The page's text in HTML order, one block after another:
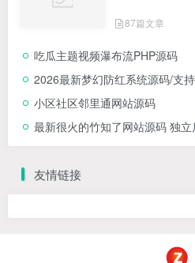
87篇文章
吃瓜主题视频瀑布流PHP源码
2026最新梦幻防红系统源码/支
小区社区邻里通网站源码
最新很火的竹知了网站源码 独立
友情链接